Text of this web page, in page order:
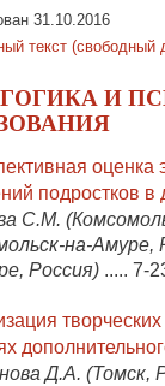
31.10.2016
текст (свободный
И
подростков в
С.М.
на-Амуре,
Россия) ..... 7-
Д.А. (Томск,